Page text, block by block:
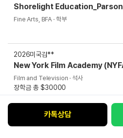
Shorelight
Fine Arts, BFA · 학부
2026미국김**
New York Film Academy
Film and Television · 석사
장학금 총 $30000
카톡상담